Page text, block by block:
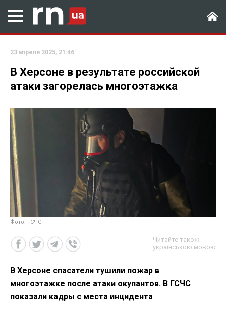
23 апреля 2025, 21:46
В Херсоне в результате российской
атаки загорелась многоэтажка
Фото: ГСЧС
Читайте також
українською мовою
В Херсоне спасатели тушили пожар в
многоэтажке после атаки окупантов. В ГСЧС
показали кадры с места инцидента